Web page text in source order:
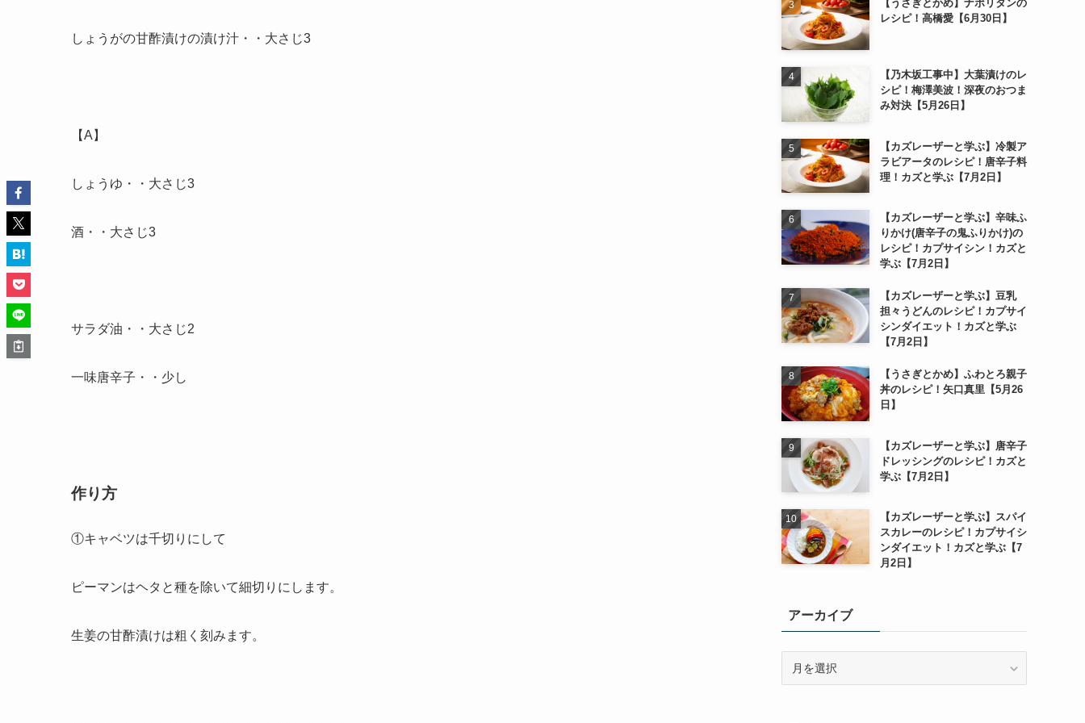
しょうがの甘酢漬けの漬け汁・・大さじ3
【A】
しょうゆ・・大さじ3
酒・・大さじ3
サラダ油・・大さじ2
一味唐辛子・・少し
作り方
①キャベツは千切りにして
ピーマンはヘタと種を除いて細切りにします。
生姜の甘酢漬けは粗く刻みます。
【うさぎとかめ】ナポリタンの
レシピ！高橋愛【6月30日】
【乃木坂工事中】大葉漬けのレ
シピ！梅澤美波！深夜のおつま
み対決【5月26日】
【カズレーザーと学ぶ】冷製ア
ラビアータのレシピ！唐辛子料
理！カズと学ぶ【7月2日】
【カズレーザーと学ぶ】辛味ふ
りかけ(唐辛子の鬼ふりかけ)の
レシピ！カプサイシン！カズと
学ぶ【7月2日】
【カズレーザーと学ぶ】豆乳
担々うどんのレシピ！カプサイ
シンダイエット！カズと学ぶ
【7月2日】
【うさぎとかめ】ふわとろ親子
丼のレシピ！矢口真里【5月26
日】
【カズレーザーと学ぶ】唐辛子
ドレッシングのレシピ！カズと
学ぶ【7月2日】
【カズレーザーと学ぶ】スパイ
スカレーのレシピ！カプサイシ
ンダイエット！カズと学ぶ【7
月2日】
アーカイブ